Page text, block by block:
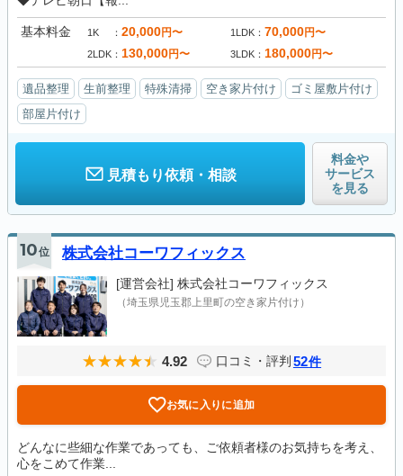
基本料金 1K 20,000円〜 1LDK 70,000円〜
2LDK 130,000円〜 3LDK 180,000円〜
遺品整理 生前整理 特殊清掃 空き家片付け
ゴミ屋敷片付け
部屋片付け
見積もり依頼・相談
料金や
サービス
を見る
10位 株式会社コーワフィックス
[運営会社] 株式会社コーワフィックス
（埼玉県児玉郡上里町の空き家片付け）
4.92 口コミ・評判 52件
お気に入りに追加
どんなに些細な作業であっても、ご依頼者様のお気持ちを考え、
心をこめて作業...